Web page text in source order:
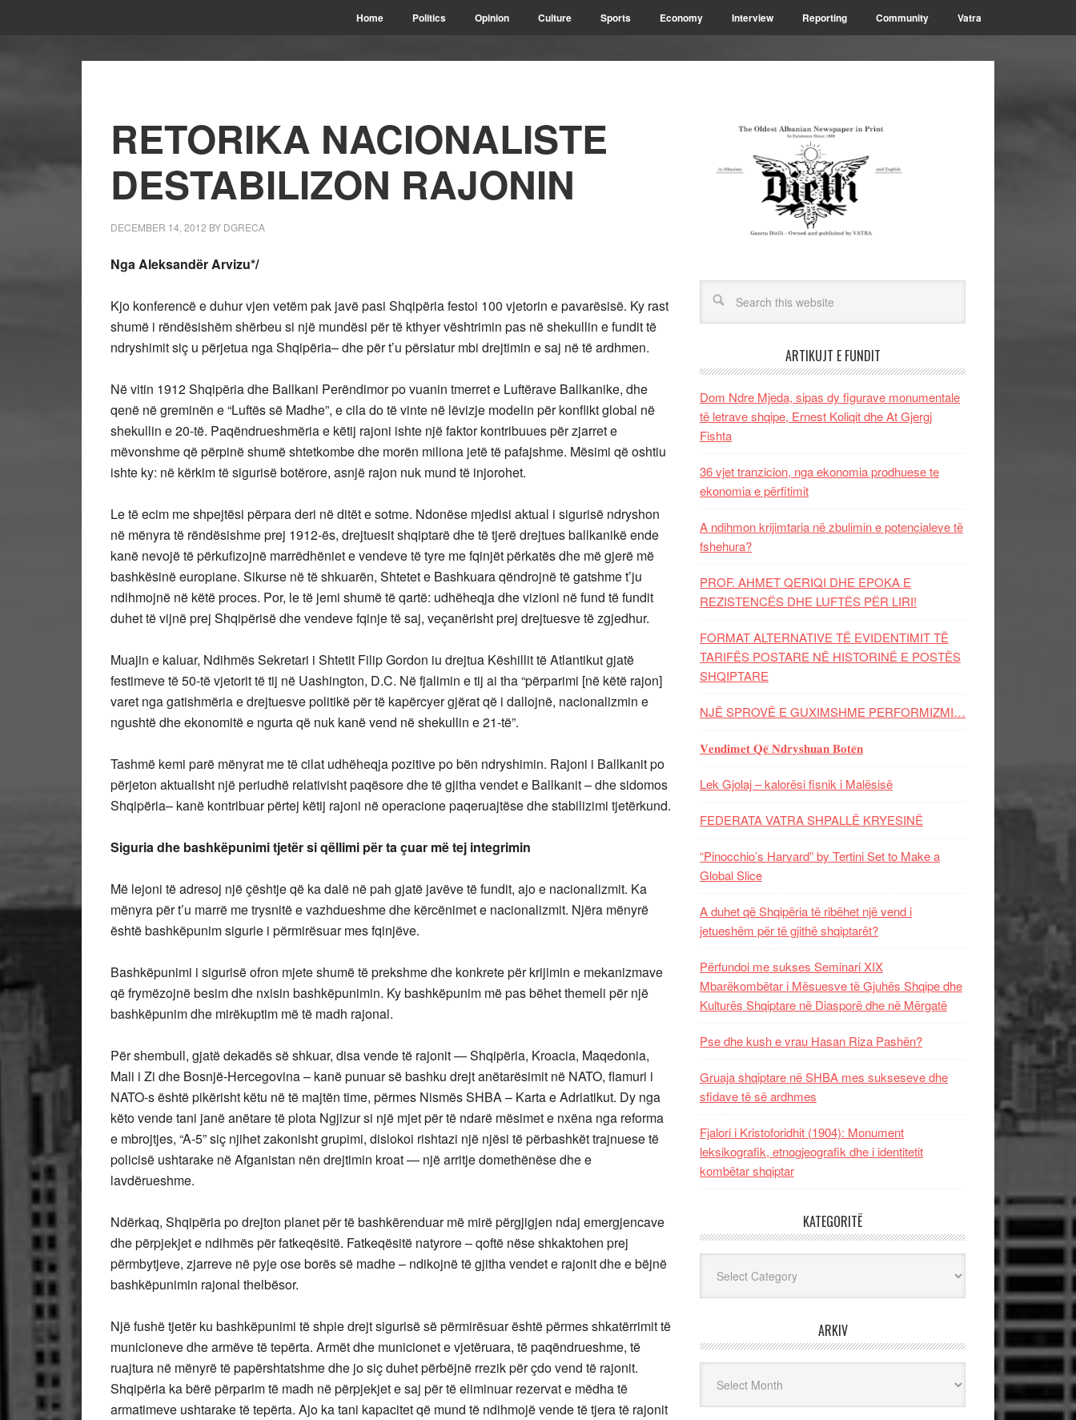
Home Politics Opinion Culture Sports Economy Interview Reporting Community Vatra
RETORIKA NACIONALISTE
DESTABILIZON RAJONIN
DECEMBER 14, 2012 BY DGRECA
Nga Aleksandër Arvizu*/
Kjo konferencë e duhur vjen vetëm pak javë pasi Shqipëria festoi 100 vjetorin e pavarësisë. Ky rast
shumë i rëndësishëm shërbeu si një mundësi për të kthyer vështrimin pas në shekullin e fundit të
ndryshimit siç u përjetua nga Shqipëria– dhe për t’u përsiatur mbi drejtimin e saj në të ardhmen.
Në vitin 1912 Shqipëria dhe Ballkani Perëndimor po vuanin tmerret e Luftërave Ballkanike, dhe
qenë në greminën e “Luftës së Madhe”, e cila do të vinte në lëvizje modelin për konflikt global në
shekullin e 20-të. Paqëndrueshmëria e këtij rajoni ishte një faktor kontribuues për zjarret e
mëvonshme që përpinë shumë shtetkombe dhe morën miliona jetë të pafajshme. Mësimi që oshtiu
ishte ky: në kërkim të sigurisë botërore, asnjë rajon nuk mund të injorohet.
Le të ecim me shpejtësi përpara deri në ditët e sotme. Ndonëse mjedisi aktual i sigurisë ndryshon
në mënyra të rëndësishme prej 1912-ës, drejtuesit shqiptarë dhe të tjerë drejtues ballkanikë ende
kanë nevojë të përkufizojnë marrëdhëniet e vendeve të tyre me fqinjët përkatës dhe më gjerë më
bashkësinë europiane. Sikurse në të shkuarën, Shtetet e Bashkuara qëndrojnë të gatshme t’ju
ndihmojnë në këtë proces. Por, le të jemi shumë të qartë: udhëheqja dhe vizioni në fund të fundit
duhet të vijnë prej Shqipërisë dhe vendeve fqinje të saj, veçanërisht prej drejtuesve të zgjedhur.
Muajin e kaluar, Ndihmës Sekretari i Shtetit Filip Gordon iu drejtua Këshillit të Atlantikut gjatë
festimeve të 50-të vjetorit të tij në Uashington, D.C. Në fjalimin e tij ai tha “përparimi [në këtë rajon]
varet nga gatishmëria e drejtuesve politikë për të kapërcyer gjërat që i dallojnë, nacionalizmin e
ngushtë dhe ekonomitë e ngurta që nuk kanë vend në shekullin e 21-të”.
Tashmë kemi parë mënyrat me të cilat udhëheqja pozitive po bën ndryshimin. Rajoni i Ballkanit po
përjeton aktualisht një periudhë relativisht paqësore dhe të gjitha vendet e Ballkanit – dhe sidomos
Shqipëria– kanë kontribuar përtej këtij rajoni në operacione paqeruajtëse dhe stabilizimi tjetërkund.
Siguria dhe bashkëpunimi tjetër si qëllimi për ta çuar më tej integrimin
Më lejoni të adresoj një çështje që ka dalë në pah gjatë javëve të fundit, ajo e nacionalizmit. Ka
mënyra për t’u marrë me trysnitë e vazhdueshme dhe kërcënimet e nacionalizmit. Njëra mënyrë
është bashkëpunim sigurie i përmirësuar mes fqinjëve.
Bashkëpunimi i sigurisë ofron mjete shumë të prekshme dhe konkrete për krijimin e mekanizmave
që frymëzojnë besim dhe nxisin bashkëpunimin. Ky bashkëpunim më pas bëhet themeli për një
bashkëpunim dhe mirëkuptim më të madh rajonal.
Për shembull, gjatë dekadës së shkuar, disa vende të rajonit — Shqipëria, Kroacia, Maqedonia,
Mali i Zi dhe Bosnjë-Hercegovina – kanë punuar së bashku drejt anëtarësimit në NATO, flamuri i
NATO-s është pikërisht këtu në të majtën time, përmes Nismës SHBA – Karta e Adriatikut. Dy nga
këto vende tani janë anëtare të plota Ngjizur si një mjet për të ndarë mësimet e nxëna nga reforma
e mbrojtjes, “A-5” siç njihet zakonisht grupimi, dislokoi rishtazi një njësi të përbashkët trajnuese të
policisë ushtarake në Afganistan nën drejtimin kroat — një arritje domethënëse dhe e
lavdërueshme.
Ndërkaq, Shqipëria po drejton planet për të bashkërenduar më mirë përgjigjen ndaj emergjencave
dhe përpjekjet e ndihmës për fatkeqësitë. Fatkeqësitë natyrore – qoftë nëse shkaktohen prej
përmbytjeve, zjarreve në pyje ose borës së madhe – ndikojnë të gjitha vendet e rajonit dhe e bëjnë
bashkëpunimin rajonal thelbësor.
Një fushë tjetër ku bashkëpunimi të shpie drejt sigurisë së përmirësuar është përmes shkatërrimit të
municioneve dhe armëve të tepërta. Armët dhe municionet e vjetëruara, të paqëndrueshme, të
ruajtura në mënyrë të papërshtatshme dhe jo siç duhet përbëjnë rrezik për çdo vend të rajonit.
Shqipëria ka bërë përparim të madh në përpjekjet e saj për të eliminuar rezervat e mëdha të
armatimeve ushtarake të tepërta. Ajo ka tani kapacitet që mund të ndihmojë vende të tjera të rajonit
ARTIKUJT E FUNDIT
Dom Ndre Mjeda, sipas dy figurave monumentale
të letrave shqipe, Ernest Koliqit dhe At Gjergj
Fishta
36 vjet tranzicion, nga ekonomia prodhuese te
ekonomia e përfitimit
A ndihmon krijimtaria në zbulimin e potencialeve të
fshehura?
PROF. AHMET QERIQI DHE EPOKA E
REZISTENCЁS DHE LUFTЁS PЁR LIRI!
FORMAT ALTERNATIVE TË EVIDENTIMIT TË
TARIFËS POSTARE NË HISTORINË E POSTËS
SHQIPTARE
NJË SPROVË E GUXIMSHME PERFORMIZMI…
𝐕𝐞𝐧𝐝𝐢𝐦𝐞𝐭 𝐐𝐞̈ 𝐍𝐝𝐫𝐲𝐬𝐡𝐮𝐚𝐧 𝐁𝐨𝐭𝐞̈𝐧
Lek Gjolaj – kalorësi fisnik i Malësisë
FEDERATA VATRA SHPALLË KRYESINË
“Pinocchio’s Harvard” by Tertini Set to Make a
Global Slice
A duhet që Shqipëria të ribëhet një vend i
jetueshëm për të gjithë shqiptarët?
Përfundoi me sukses Seminari XIX
Mbarëkombëtar i Mësuesve të Gjuhës Shqipe dhe
Kulturës Shqiptare në Diasporë dhe në Mërgatë
Pse dhe kush e vrau Hasan Riza Pashën?
Gruaja shqiptare në SHBA mes sukseseve dhe
sfidave të së ardhmes
Fjalori i Kristoforidhit (1904): Monument
leksikografik, etnogjeografik dhe i identitetit
kombëtar shqiptar
KATEGORITË
ARKIV